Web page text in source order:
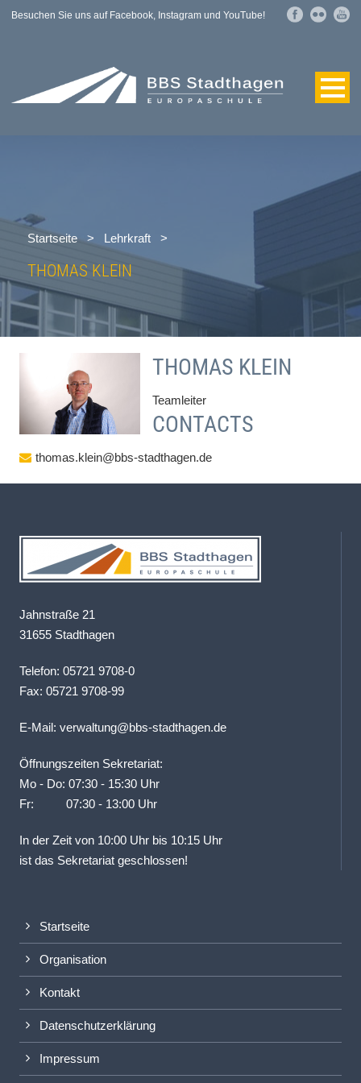
Besuchen Sie uns auf Facebook, Instagram und YouTube!
Startseite > Lehrkraft >
THOMAS KLEIN
THOMAS KLEIN
Teamleiter
CONTACTS
thomas.klein@bbs-stadthagen.de
Jahnstraße 21
31655 Stadthagen
Telefon: 05721 9708-0
Fax: 05721 9708-99
E-Mail: verwaltung@bbs-stadthagen.de
Öffnungszeiten Sekretariat:
Mo - Do: 07:30 - 15:30 Uhr
Fr: 07:30 - 13:00 Uhr
In der Zeit von 10:00 Uhr bis 10:15 Uhr
ist das Sekretariat geschlossen!
Startseite
Organisation
Kontakt
Datenschutzerklärung
Impressum